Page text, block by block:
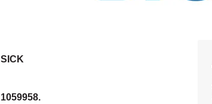
SICK
1059958.